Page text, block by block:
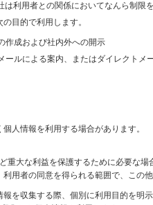
利用者との関係においてなんら制限
目的で利用します。
作成および社内外への開示
ルによる案内、またはダイレクトメ
人情報を利用する場合があります。
大な利益を保護するために必要な場
用者の同意を得られる範囲で、この
を収集する際、個別に利用目的を明